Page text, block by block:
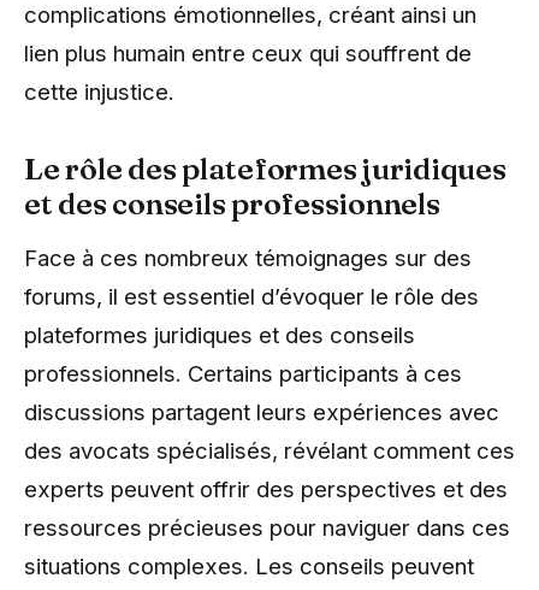
complications émotionnelles, créant ainsi un
lien plus humain entre ceux qui souffrent de
cette injustice.
Le rôle des plateformes juridiques
et des conseils professionnels
Face à ces nombreux témoignages sur des
forums, il est essentiel d’évoquer le rôle des
plateformes juridiques et des conseils
professionnels. Certains participants à ces
discussions partagent leurs expériences avec
des avocats spécialisés, révélant comment ces
experts peuvent offrir des perspectives et des
ressources précieuses pour naviguer dans ces
situations complexes. Les conseils peuvent